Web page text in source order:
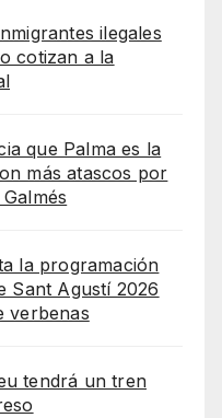
ilegales
cotizan a la
que Palma es la
más atascos por
la programación
Sant Agustí 2026
verbenas
tendrá un tren